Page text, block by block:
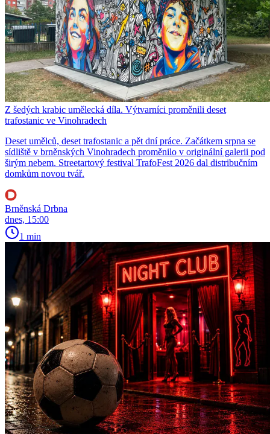
Z šedých krabic umělecká díla. Výtvarníci proměnili deset
trafostanic ve Vinohradech
Deset umělců, deset trafostanic a pět dní práce. Začátkem srpna se
sídliště v brněnských Vinohradech proměnilo v originální galerii pod
širým nebem. Streetartový festival TrafoFest 2026 dal distribučním
domkům novou tvář.
Brněnská Drbna
dnes, 15:00
1 min